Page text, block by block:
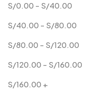
S/0.00 - S/40.00
S/40.00 - S/80.00
S/80.00 - S/120.00
S/120.00 - S/160.00
S/160.00 +